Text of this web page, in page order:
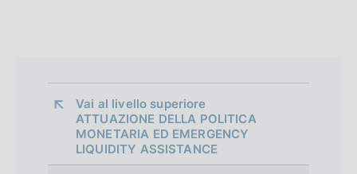
Vai al livello superiore
ATTUAZIONE DELLA POLITICA
MONETARIA ED EMERGENCY
LIQUIDITY ASSISTANCE